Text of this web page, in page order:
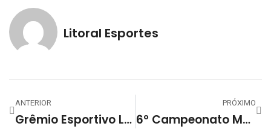
Litoral Esportes
ANTERIOR
Grêmio Esportivo Lourenciano No Campeonato Brasileiro De Futebol De Mesa
PRÓXIMO
6º Campeonato Municipal De Futsal Em Arroio Do Padre Chega Na 11ª Rodada